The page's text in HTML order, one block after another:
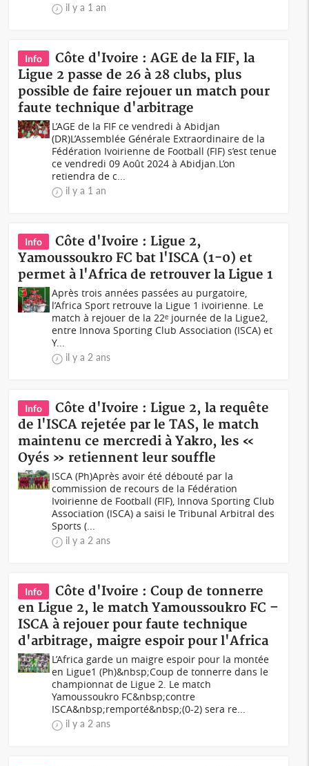
il y a 1 an
Info
Côte d'Ivoire : AGE de la FIF, la
Ligue 2 passe de 26 à 28 clubs, plus
possible de faire rejouer un match pour
faute technique d'arbitrage
L’AGE de la FIF ce vendredi à Abidjan
(DR)L’Assemblée Générale Extraordinaire de la
Fédération Ivoirienne de Football (FIF) s’est tenue
ce vendredi 09 Août 2024 à Abidjan.L’on
retiendra de c...
il y a 1 an
Info
Côte d'Ivoire : Ligue 2,
Yamoussoukro FC bat l'ISCA (1-0) et
permet à l'Africa de retrouver la Ligue 1
Après trois années passées au purgatoire,
l’Africa Sport retrouve la Ligue 1 ivoirienne. Le
match à rejouer de la 22ᵉ journée de la Ligue2,
entre Innova Sporting Club Association (ISCA) et
Y...
il y a 2 ans
Info
Côte d'Ivoire : Ligue 2, la requête
de l'ISCA rejetée par le TAS, le match
maintenu ce mercredi à Yakro, les «
Oyés » retiennent leur souffle
ISCA (Ph)Après avoir été débouté par la
commission de recours de la Fédération
Ivoirienne de Football (FIF), Innova Sporting Club
Association (ISCA) a saisi le Tribunal Arbitral des
Sports (...
il y a 2 ans
Info
Côte d'Ivoire : Coup de tonnerre
en Ligue 2, le match Yamoussoukro FC –
ISCA à rejouer pour faute technique
d'arbitrage, maigre espoir pour l'Africa
L’Africa garde un maigre espoir pour la montée
en Ligue1 (Ph)&nbsp;Coup de tonnerre dans le
championnat de Ligue 2. Le match
Yamoussoukro FC&nbsp;contre
ISCA&nbsp;remporté&nbsp;(0-2) sera re...
il y a 2 ans